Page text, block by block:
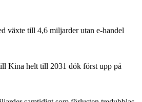
växte till 4,6 miljarder utan e-handel
Kina helt till 2031 dök först upp på